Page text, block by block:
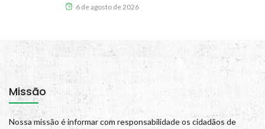
6 de agosto de 2026
Missão
Nossa missão é informar com responsabilidade os cidadãos de